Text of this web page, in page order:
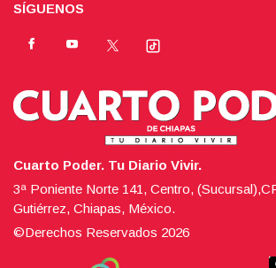
SÍGUENOS
Cuarto Poder. Tu Diario Vivir.
3ª Poniente Norte 141, Centro,
Gutiérrez, Chiapas, México.
©Derechos Reservados 2026